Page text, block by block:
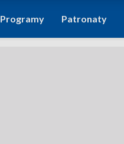
Programy Patronaty